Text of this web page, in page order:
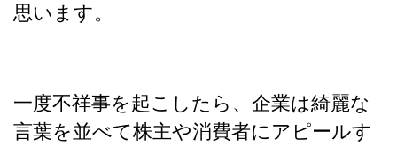
思います。
一度不祥事を起こしたら、企業は綺麗な
言葉を並べて株主や消費者にアピールす